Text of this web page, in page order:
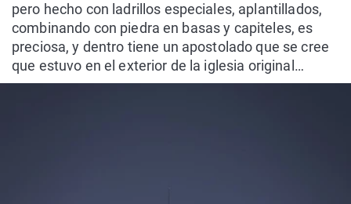
pero hecho con ladrillos especiales, aplantillados,
combinando con piedra en basas y capiteles, es
preciosa, y dentro tiene un apostolado que se cree
que estuvo en el exterior de la iglesia original…